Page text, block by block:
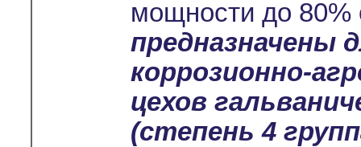
мощности до
предназначены
коррозионно-
цехов
(степень 4